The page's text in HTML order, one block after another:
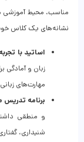
مناسب، محیط آموزشی
نشانه‌های یک کلاس خوب
اساتید با
زبان و آمادگی
مهارت‌های
برنامه
و منطقی
شنیداری،